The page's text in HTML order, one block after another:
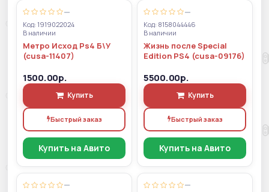
—
Код: 1919022024
В наличии
Метро Исход Ps4 Б\У
(cusa-11407)
1500.00р.
Купить
Быстрый заказ
Купить на Авито
—
Код: 8158044446
В наличии
Жизнь после Special
Edition PS4 (cusa-09176)
5500.00р.
Купить
Быстрый заказ
Купить на Авито
— —